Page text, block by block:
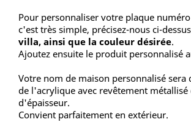
Pour personnaliser votre plaque
c'est très simple, précisez-nous ci-dessus
villa, ainsi que la couleur désirée.
Ajoutez ensuite le produit personnalisé
Votre nom de maison personnalisé sera
de l'acrylique avec revêtement métallisé
d'épaisseur.
Convient parfaitement en extérieur.